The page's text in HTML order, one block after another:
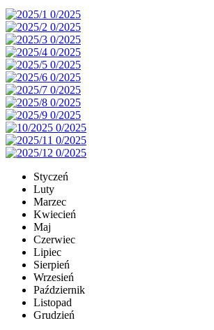
Styczeń
Luty
Marzec
Kwiecień
Maj
Czerwiec
Lipiec
Sierpień
Wrzesień
Październik
Listopad
Grudzień